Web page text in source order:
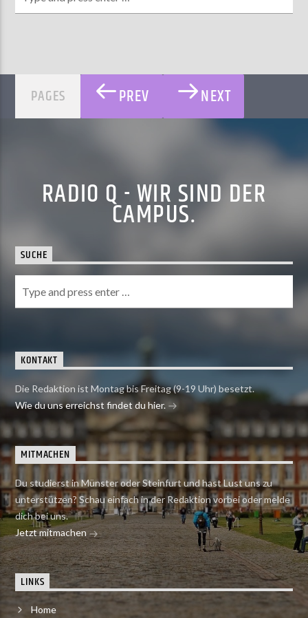
PAGES PREV NEXT
RADIO Q - WIR SIND DER
CAMPUS.
SUCHE
KONTAKT
Die Redaktion ist Montag bis Freitag (9-19 Uhr) besetzt.
Wie du uns erreichst findet du hier.
MITMACHEN
Du studierst in Münster oder Steinfurt und hast Lust uns zu
unterstützen? Schau einfach in der Redaktion vorbei oder melde
dich bei uns.
Jetzt mitmachen
LINKS
Home